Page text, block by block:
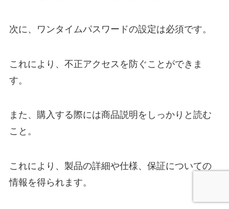
次に、ワンタイムパスワードの設定は必須です。
これにより、不正アクセスを防ぐことができま
す。
また、購入する際には商品説明をしっかりと読む
こと。
これにより、製品の詳細や仕様、保証についての
情報を得られます。